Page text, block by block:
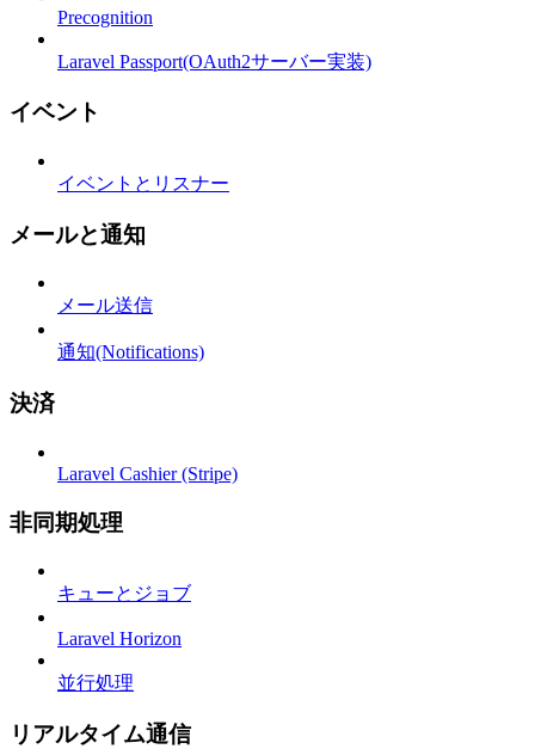
Precognition
Laravel Passport(OAuth2サーバー実装)
イベント
イベントとリスナー
メールと通知
メール送信
通知(Notifications)
決済
Laravel Cashier (Stripe)
非同期処理
キューとジョブ
Laravel Horizon
並行処理
リアルタイム通信